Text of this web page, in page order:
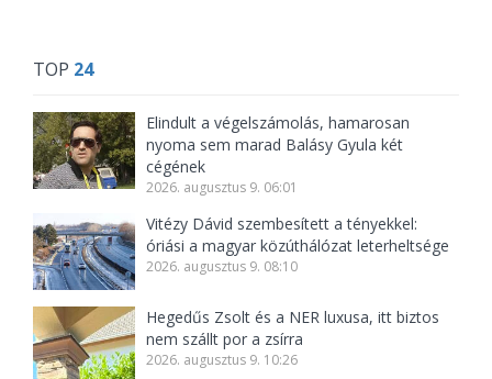
TOP 24
Elindult a végelszámolás, hamarosan
nyoma sem marad Balásy Gyula két
cégének
2026. augusztus 9. 06:01
Vitézy Dávid szembesített a tényekkel:
óriási a magyar közúthálózat leterheltsége
2026. augusztus 9. 08:10
Hegedűs Zsolt és a NER luxusa, itt biztos
nem szállt por a zsírra
2026. augusztus 9. 10:26